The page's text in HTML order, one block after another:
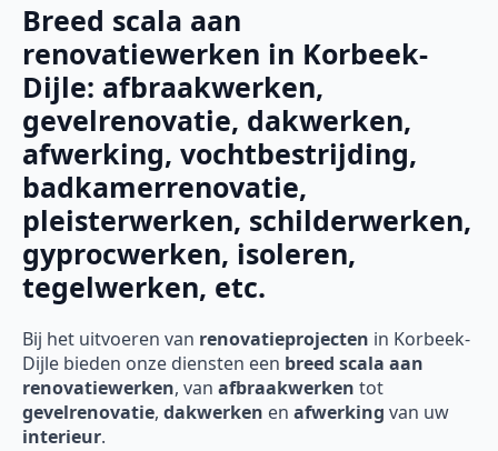
Breed scala aan
renovatiewerken in Korbeek-
Dijle: afbraakwerken,
gevelrenovatie, dakwerken,
afwerking, vochtbestrijding,
badkamerrenovatie,
pleisterwerken, schilderwerken,
gyprocwerken, isoleren,
tegelwerken, etc.
Bij het uitvoeren van renovatieprojecten in Korbeek-
Dijle bieden onze diensten een breed scala aan
renovatiewerken, van afbraakwerken tot
gevelrenovatie, dakwerken en afwerking van uw
interieur.